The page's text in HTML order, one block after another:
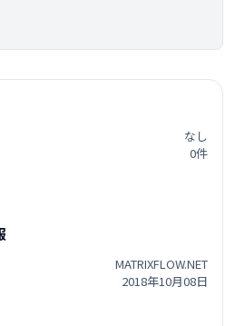
なし
0件
MATRIXFLOW.NET
2018年10月08日